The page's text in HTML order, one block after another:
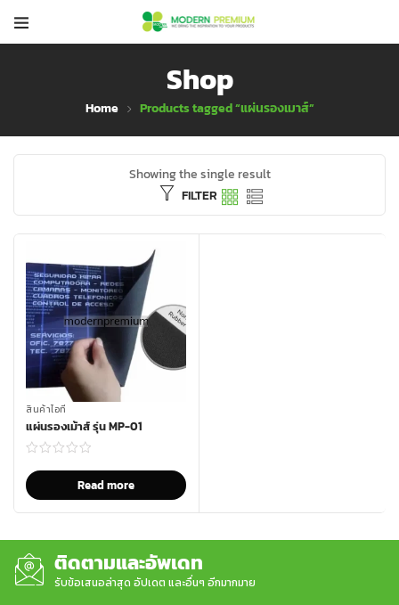
Shop
Home Products tagged “แผ่นรองเมาส์”
Showing the single result
FILTER
สินค้าไอที
แผ่นรองเม้าส์ รุ่น MP-01
Read more
ติดตามและอัพเดท
รับข้อเสนอล่าสุด อัปเดต และอื่นๆ อีกมากมาย